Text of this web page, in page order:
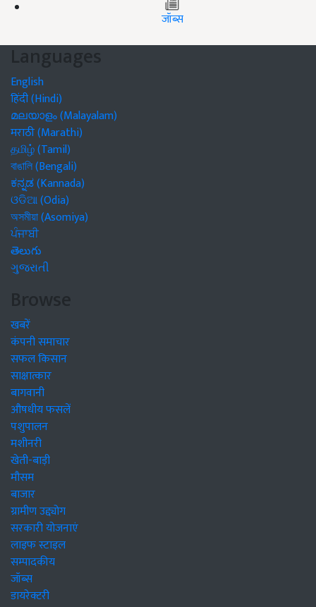
जॉब्स
Languages
English
हिंदी (Hindi)
മലയാളം (Malayalam)
मराठी (Marathi)
தமிழ் (Tamil)
বাঙালি (Bengali)
ಕನ್ನಡ (Kannada)
ଓଡିଆ (Odia)
অসমীয়া (Asomiya)
ਪੰਜਾਬੀ
తెలుగు
ગુજરાતી
Browse
खबरें
कंपनी समाचार
सफल किसान
साक्षात्कार
बागवानी
औषधीय फसलें
पशुपालन
मशीनरी
खेती-बाड़ी
मौसम
बाजार
ग्रामीण उद्द्योग
सरकारी योजनाएं
लाइफ स्टाइल
सम्पादकीय
जॉब्स
डायरेक्टरी